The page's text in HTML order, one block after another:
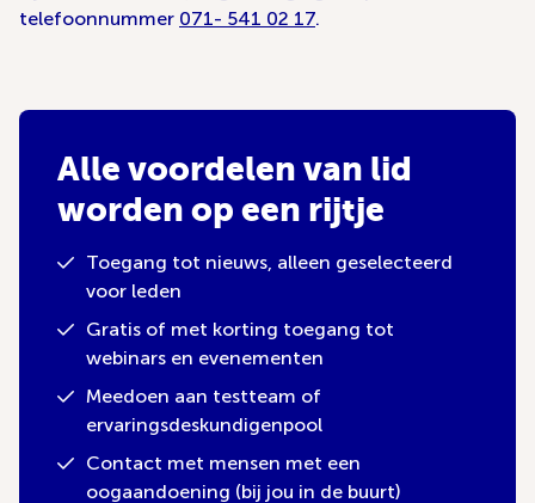
telefoonnummer 071- 541 02 17.
Alle voordelen van lid
worden op een rijtje
Toegang tot nieuws, alleen geselecteerd
voor leden
Gratis of met korting toegang tot
webinars en evenementen
Meedoen aan testteam of
ervaringsdeskundigenpool
Contact met mensen met een
oogaandoening (bij jou in de buurt)